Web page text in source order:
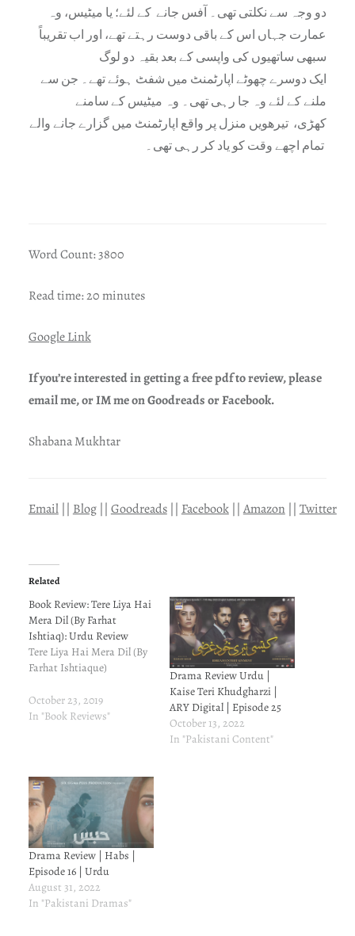
دو وجہ سے نکلتی تھی۔ آفس جانے کے لئے؛ یا میٹیس، وہ
عمارت جہاں اس کے باقی دوست رہتے تھے، اور اب تقریباً
سبھی ساتھیوں کی واپسی کے بعد بقیہ دو لوگ
ایک دوسرے چھوٹے اپارٹمنٹ میں شفٹ ہوئے تھے۔ جن سے
ملنے کے لئے وہ جا رہی تھی۔ وہ میٹیس کے سامنے
کھڑی، تیرھویں منزل پر واقع اپارٹمنٹ میں گزارے جانے والے
تمام اچھے وقت کو یاد کر رہی تھی۔
Word Count: 3800
Read time: 20 minutes
Google Link
If you’re interested in getting a free pdf to review, please
email me, or IM me on Goodreads or Facebook.
Shabana Mukhtar
Email|| Blog|| Goodreads|| Facebook|| Amazon|| Twitter
Related
Book Review: Tere Liya Hai
Mera Dil (By Farhat
Ishtiaq): Urdu Review
Tere Liya Hai Mera Dil (By
Farhat Ishtiaque)
October 23, 2019
In "Book Reviews"
Drama Review Urdu |
Kaise Teri Khudgharzi |
ARY Digital | Episode 25
October 13, 2022
In "Pakistani Content"
Drama Review | Habs |
Episode 16 | Urdu
August 31, 2022
In "Pakistani Dramas"